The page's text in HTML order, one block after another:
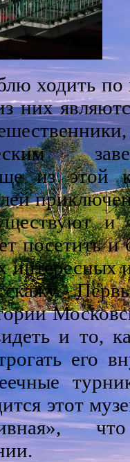
ходить по
них
из этой
и
посетить и
и то,
его
этот